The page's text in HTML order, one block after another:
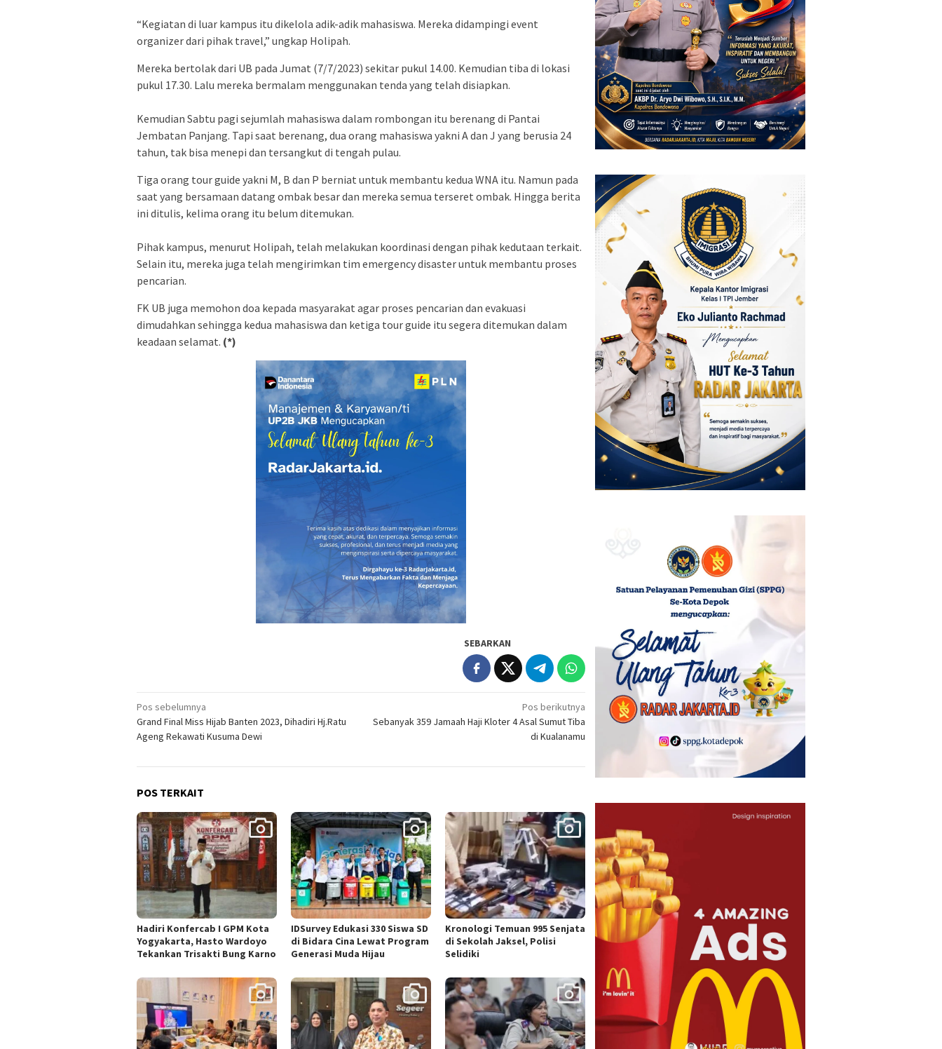
“Kegiatan di luar kampus itu dikelola adik-adik mahasiswa. Mereka didampingi event
organizer dari pihak travel,” ungkap Holipah.
Mereka bertolak dari UB pada Jumat (7/7/2023) sekitar pukul 14.00. Kemudian tiba di lokasi
pukul 17.30. Lalu mereka bermalam menggunakan tenda yang telah disiapkan.
Kemudian Sabtu pagi sejumlah mahasiswa dalam rombongan itu berenang di Pantai
Jembatan Panjang. Tapi saat berenang, dua orang mahasiswa yakni A dan J yang berusia 24
tahun, tak bisa menepi dan tersangkut di tengah pulau.
Tiga orang tour guide yakni M, B dan P berniat untuk membantu kedua WNA itu. Namun pada
saat yang bersamaan datang ombak besar dan mereka semua terseret ombak. Hingga berita
ini ditulis, kelima orang itu belum ditemukan.
Pihak kampus, menurut Holipah, telah melakukan koordinasi dengan pihak kedutaan terkait.
Selain itu, mereka juga telah mengirimkan tim emergency disaster untuk membantu proses
pencarian.
FK UB juga memohon doa kepada masyarakat agar proses pencarian dan evakuasi
dimudahkan sehingga kedua mahasiswa dan ketiga tour guide itu segera ditemukan dalam
keadaan selamat. (*)
SEBARKAN
Navigasi
pos
Pos sebelumnya
Grand Final Miss Hijab Banten 2023, Dihadiri Hj.Ratu
Ageng Rekawati Kusuma Dewi
Pos berikutnya
Sebanyak 359 Jamaah Haji Kloter 4 Asal Sumut Tiba
di Kualanamu
POS TERKAIT
Hadiri Konfercab I GPM Kota
Yogyakarta, Hasto Wardoyo
Tekankan Trisakti Bung Karno
IDSurvey Edukasi 330 Siswa SD
di Bidara Cina Lewat Program
Generasi Muda Hijau
Kronologi Temuan 995 Senjata
di Sekolah Jaksel, Polisi
Selidiki